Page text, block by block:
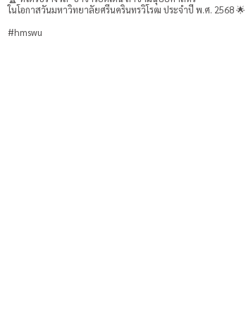
ในโอกาสวันมหาวิทยาลัยศรีนครินทรวิโรฒ ประจำปี พ.ศ. 2568 🌟
#hmswu